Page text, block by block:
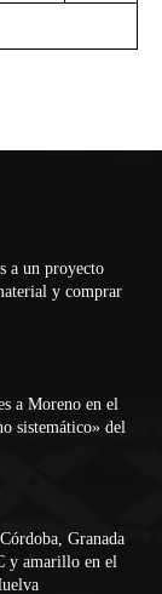
a un proyecto
y comprar
a Moreno en el
sistemático» del
Granada
y amarillo en el